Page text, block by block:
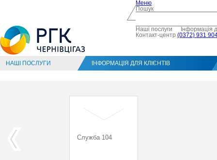
Меню
Пошук
Наші послуги
Інформація
Контакт-центр (0372) 931
НАШІ ПОСЛУГИ ІНФОРМАЦІЯ ДЛЯ КЛІЄНТІВ
Служба 104